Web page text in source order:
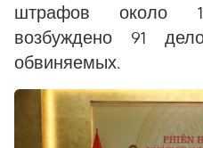
штрафов около
возбуждено 91
обвиняемых.